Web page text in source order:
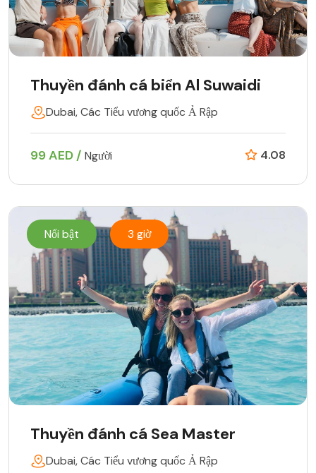
Thuyền đánh cá biển Al Suwaidi
Dubai, Các Tiểu vương quốc Ả Rập
99 AED / Người 4.08
Nổi bật 3 giờ
Thuyền đánh cá Sea Master
Dubai, Các Tiểu vương quốc Ả Rập